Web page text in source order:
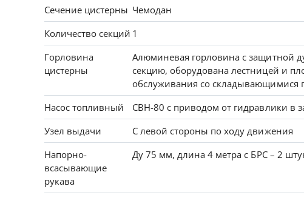
Сечение цистерны Чемодан
Количество секций 1
Горловина
цистерны
Алюминевая горловина с защитной
секцию, оборудована лестницей и
обслуживания со складывающимися
Насос топливный
СВН-80 с приводом от гидравлики в
Узел выдачи
С левой стороны по ходу движения
Напорно-
всасывающие
рукава
Ду 75 мм, длина 4 метра с БРС – 2